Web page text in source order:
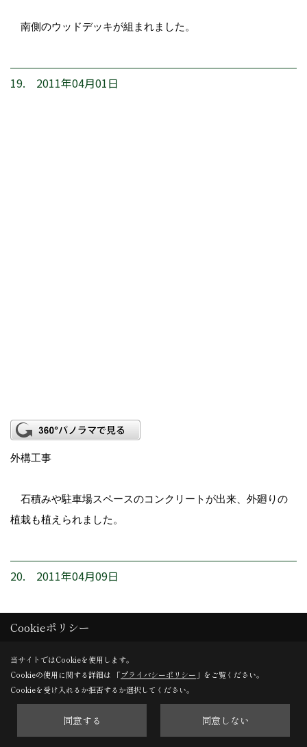
南側のウッドデッキが組まれました。
19. 2011年04月01日
外構工事
石積みや駐車場スペースのコンクリートが出来、外廻りの
植栽も植えられました。
20. 2011年04月09日
Cookieポリシー
当サイトではCookieを使用します。
Cookieの使用に関する詳細は 「プライバシーポリシー 」をご覧ください。
Cookieを受け入れるか拒否するか選択してください。
同意する 同意しない